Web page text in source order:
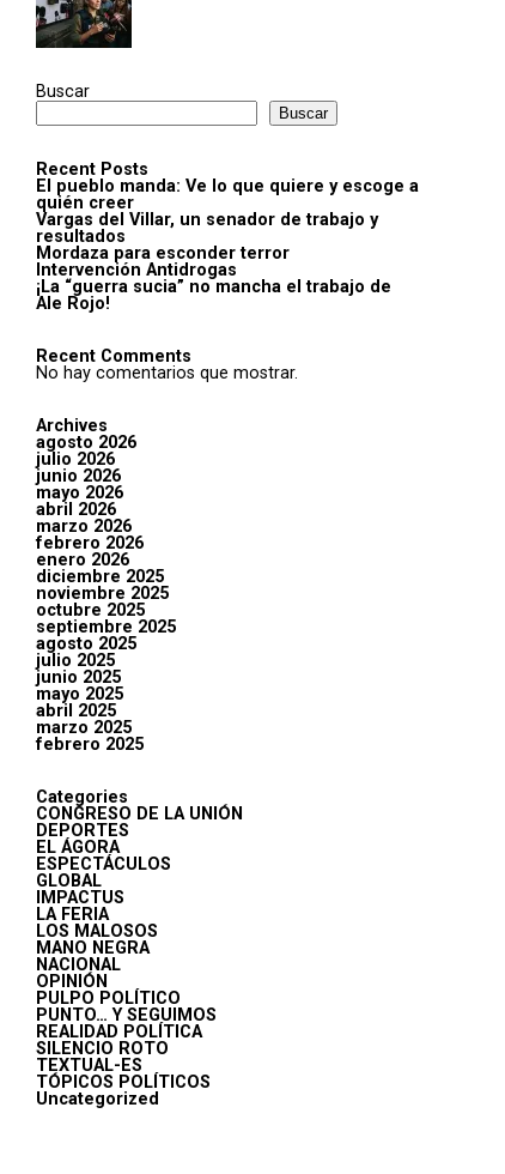
Buscar
Buscar
Recent Posts
El pueblo manda: Ve lo que quiere y escoge a
quién creer
Vargas del Villar, un senador de trabajo y
resultados
Mordaza para esconder terror
Intervención Antidrogas
¡La “guerra sucia” no mancha el trabajo de
Ale Rojo!
Recent Comments
No hay comentarios que mostrar.
Archives
agosto 2026
julio 2026
junio 2026
mayo 2026
abril 2026
marzo 2026
febrero 2026
enero 2026
diciembre 2025
noviembre 2025
octubre 2025
septiembre 2025
agosto 2025
julio 2025
junio 2025
mayo 2025
abril 2025
marzo 2025
febrero 2025
Categories
CONGRESO DE LA UNIÓN
DEPORTES
EL ÁGORA
ESPECTÁCULOS
GLOBAL
IMPACTUS
LA FERIA
LOS MALOSOS
MANO NEGRA
NACIONAL
OPINIÓN
PULPO POLÍTICO
PUNTO… Y SEGUIMOS
REALIDAD POLÍTICA
SILENCIO ROTO
TEXTUAL-ES
TÓPICOS POLÍTICOS
Uncategorized